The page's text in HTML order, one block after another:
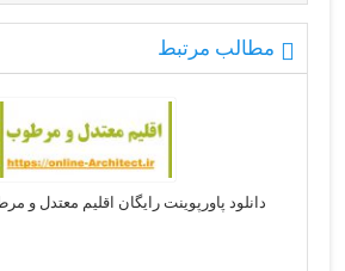
مطالب مرتبط
دانلود پاورپوینت رایگان اقلیم معتدل